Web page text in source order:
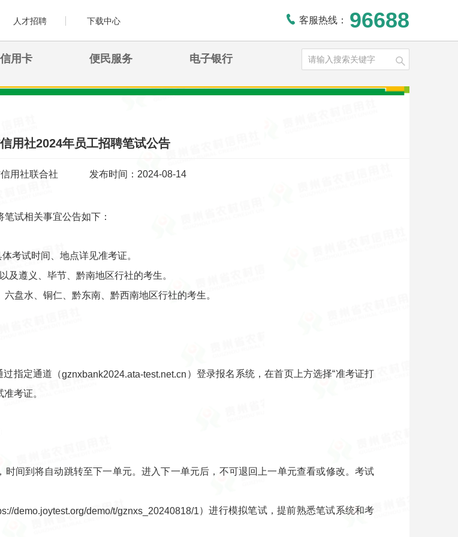
人才招聘 下载中心 客服热线： 96688
信用卡 便民服务 电子银行
用社2024年员工招聘笔试公告
用社联合社 发布时间：2024-08-14
试相关事宜公告如下：
考试时间、地点详见准考证。
及遵义、毕节、黔南地区行社的考生。
盘水、铜仁、黔东南、黔西南地区行社的考生。
过指定通道（gznxbank2024.ata-test.net.cn ）登录报名系统，在首页上方选择“准考证打
考证。
时间到将自动跳转至下一单元。进入下一单元后，不可退回上一单元查看或修改。考试
demo.joytest.org/demo/t/gznxs_20240818/1）进行模拟笔试，提前熟悉笔试系统和考